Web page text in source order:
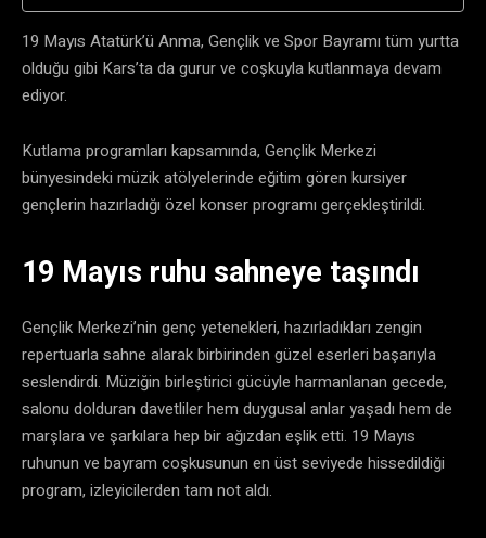
​19 Mayıs Atatürk’ü Anma, Gençlik ve Spor Bayramı tüm yurtta
olduğu gibi Kars’ta da gurur ve coşkuyla kutlanmaya devam
ediyor.
Kutlama programları kapsamında, Gençlik Merkezi
bünyesindeki müzik atölyelerinde eğitim gören kursiyer
gençlerin hazırladığı özel konser programı gerçekleştirildi.
​19 Mayıs ruhu sahneye taşındı
​Gençlik Merkezi’nin genç yetenekleri, hazırladıkları zengin
repertuarla sahne alarak birbirinden güzel eserleri başarıyla
seslendirdi. Müziğin birleştirici gücüyle harmanlanan gecede,
salonu dolduran davetliler hem duygusal anlar yaşadı hem de
marşlara ve şarkılara hep bir ağızdan eşlik etti. 19 Mayıs
ruhunun ve bayram coşkusunun en üst seviyede hissedildiği
program, izleyicilerden tam not aldı.